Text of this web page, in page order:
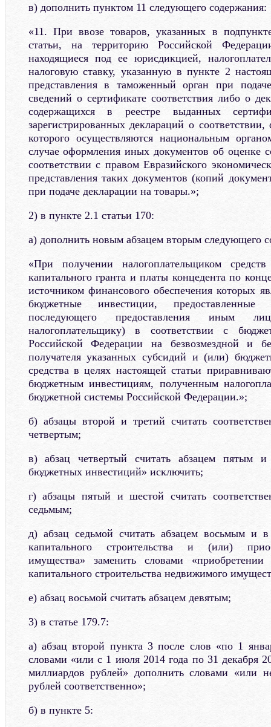
в) дополнить пунктом 11 следующего содержания:
«11. При ввозе товаров, указанных в
статьи, на территорию Российской
находящиеся под ее юрисдикцией,
налоговую ставку, указанную в пункте 2
представления в таможенный орган при
сведений о сертификате соответствия либо о
содержащихся в реестре выданных
зарегистрированных деклараций о
которого осуществляются национальным
случае оформления иных документов об оценке
соответствии с правом Евразийского
представления таких документов (копий
при подаче декларации на товары.»;
2) в пункте 2.1 статьи 170:
а) дополнить новым абзацем вторым следующего
«При получении налогоплательщиком
капитального гранта и платы концедента по
источником финансового обеспечения которых
бюджетные инвестиции,
последующего предоставления иным
налогоплательщику) в соответствии с
Российской Федерации на безвозмездной и
получателя указанных субсидий и (или)
средства в целях настоящей статьи
бюджетным инвестициям, полученным
бюджетной системы Российской Федерации.»;
б) абзацы второй и третий считать
четвертым;
в) абзац четвертый считать абзацем
бюджетных инвестиций» исключить;
г) абзацы пятый и шестой считать
седьмым;
д) абзац седьмой считать абзацем восьмым и
капитального строительства и (или)
имущества» заменить словами
капитального строительства недвижимого
е) абзац восьмой считать абзацем девятым;
3) в статье 179.7:
а) абзац второй пункта 3 после слов «по 1
словами «или с 1 июля 2014 года по 31 декабря
миллиардов рублей» дополнить словами «или
рублей соответственно»;
б) в пункте 5: